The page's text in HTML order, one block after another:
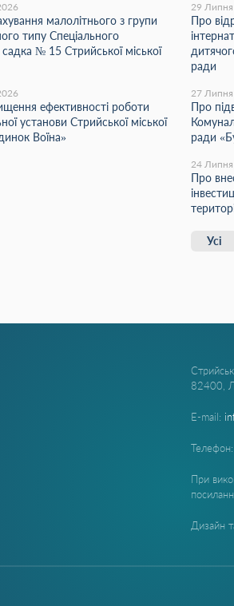
малолітнього з групи
типу Спеціального
№ 15 Стрийської міської
ефективності роботи
установи Стрийської міської
Воїна»
29
Про
ради
27
Про
ради
24
Про
Усі
82400,
E-mail:
Телефон:
При
Дизайн